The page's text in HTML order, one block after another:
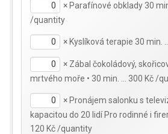
× Parafínové obklady 30
/quantity
× Kyslíková terapie 30 min.
× Zábal čokoládový,
mrtvého moře • 30 min. … 300 Kč /
× Pronájem salonku s
kapacitou do 20 lidí Pro rodinné i
120 Kč /quantity